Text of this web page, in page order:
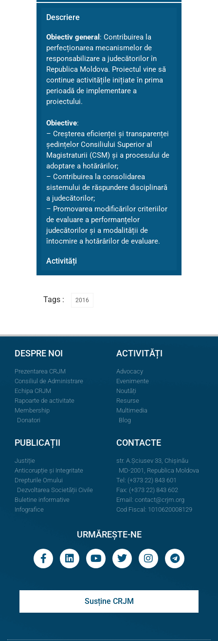
Descriere
Obiectiv general : Contribuirea la
perfecționarea mecanismelor de
responsabilizare a judecătorilor în
Republica Moldova. Proiectul vine să
continue activitățile inițiate în prima
perioadă de implementare a
proiectului.
Obiective:
– Creșterea eficienței și transparenței
ședințelor Consiliului Superior al
Magistraturii (CSM) și a procesului de
adoptare a hotărârilor;
– Contribuirea la consolidarea
sistemului de răspundere disciplinară
a judecătorilor;
– Promovarea modificărilor criteriilor
de evaluare a performanțelor
judecătorilor și a modalității de
întocmire a hotărârilor de evaluare.
Activități
Tags : 2016
DESPRE NOI
Prezentarea CRJM
Consiliul de Administrare
Echipa CRJM
Rapoarte de activitate
Membership
Donatori
ACTIVITĂȚI
Advocacy
Evenimente
Noutăți
Resurse
Multimedia
Blog
PUBLICAȚII
Justiție
Anticorupție și Integritate
Drepturile Omului
Dezvoltarea Societății Civile
Buletine informative
Infografice
CONTACTE
str. A.Şciusev 33, Chișinău
MD-2001, Republica Moldova
Tel: (+373 22) 843 601
Fax: (+373 22) 843 602
Email: contact@crjm.org
Cod Fiscal: 1010620008129
URMĂREȘTE-NE
Susține CRJM